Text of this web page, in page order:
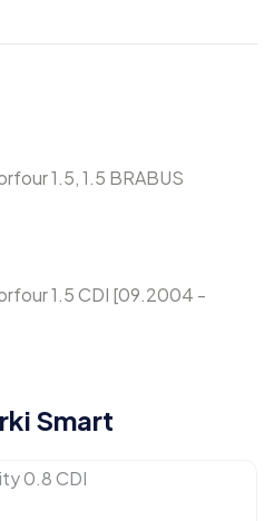
1.5, 1.5 BRABUS
1.5 CDI [09.2004 -
Smart